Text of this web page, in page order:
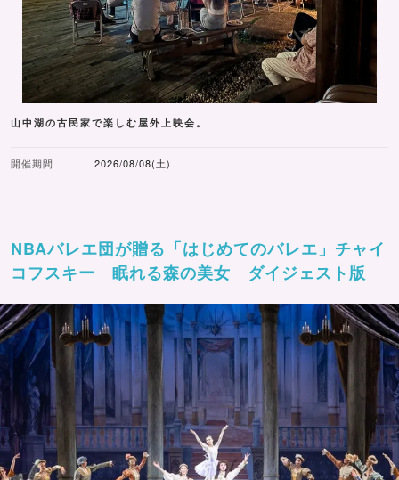
山中湖の古民家で楽しむ屋外上映会。
開催期間 2026/08/08(土)
NBAバレエ団が贈る「はじめてのバレエ」チャイ
コフスキー 眠れる森の美女 ダイジェスト版